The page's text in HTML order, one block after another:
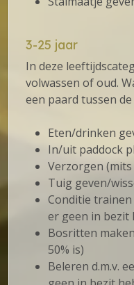
3-25 jaar
In deze
volwassen of oud.
een paard tussen de
Eten/drinken
In/uit paddock
Verzorgen
Tuig geven/
Conditie trainen
er geen in bezit
Bosritten
50% is)
Beleren d.m.v.